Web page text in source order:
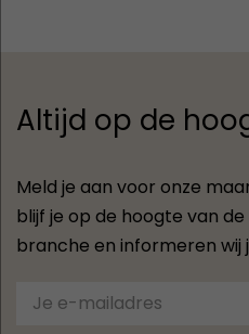
Altijd op de
Meld je aan voor onze
blijf je op de hoogte van
branche en informeren wij